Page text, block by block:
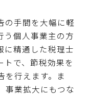
の手間を大幅に軽
う個人事業主の方
に精通した税理士
トで、節税効果を
を行えます。ま
事業拡大にもつな